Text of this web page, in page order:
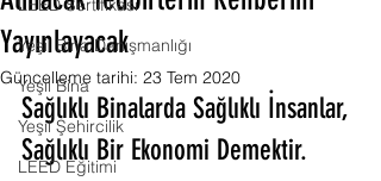
LEED Sertifikası
Yeşil Bina Danışmanlığı
Yeşil Bina
Yeşil Şehircilik
LEED Eğitimi
Yayınlayacak
Güncelleme tarihi: 23 Tem 2020
Sağlıklı Binalarda Sağlıklı İnsanlar,
Sağlıklı Bir Ekonomi Demektir.